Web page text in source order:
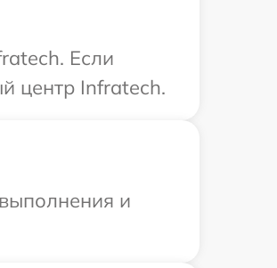
Если
центр Infratech.
и